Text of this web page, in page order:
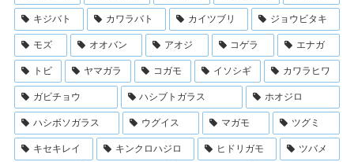
キジバト カワラバト カイツブリ ジョウビタキ
モズ オオバン アオジ コゲラ エナガ
トビ ヤマガラ コガモ イソシギ カワラヒワ
ガビチョウ ハシブトガラス ホオジロ
ハシボソガラス ウグイス マガモ ツグミ
キセキレイ キンクロハジロ ヒドリガモ ツバメ